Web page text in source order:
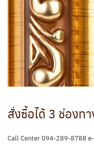
สั่งซื้อได้ 3 ช่องท
Call Center 094-289-8788